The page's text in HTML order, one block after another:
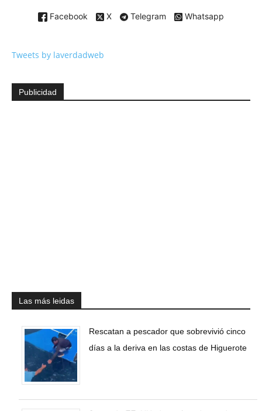
Facebook X Telegram Whatsapp
Tweets by laverdadweb
Publicidad
Las más leidas
Rescatan a pescador que sobrevivió cinco
días a la deriva en las costas de Higuerote